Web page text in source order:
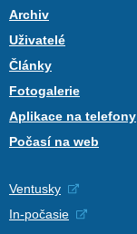
Archiv
Uživatelé
Články
Fotogalerie
Aplikace na telefony
Počasí na web
Ventusky
In-počasie